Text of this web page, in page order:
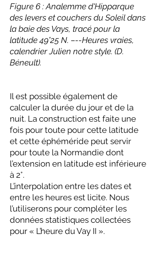
Figure 6 : Analemme d'Hipparque
des levers et couchers du Soleil dans
la baie des Vays, tracé pour la
latitude 49°25 N. –--Heures vraies,
calendrier Julien notre style. (D.
Béneult).
Il est possible également de
calculer la durée du jour et de la
nuit. La construction est faite une
fois pour toute pour cette latitude
et cette éphéméride peut servir
pour toute la Normandie dont
l’extension en latitude est inférieure
à 2°.
L’interpolation entre les dates et
entre les heures est licite. Nous
l’utiliserons pour compléter les
données statistiques collectées
pour « L’heure du Vay II ».